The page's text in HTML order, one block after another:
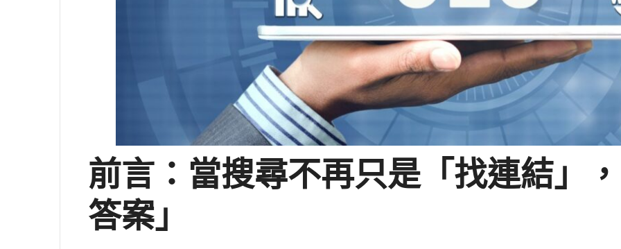
前言：當搜尋不再只是「找連結」
答案」